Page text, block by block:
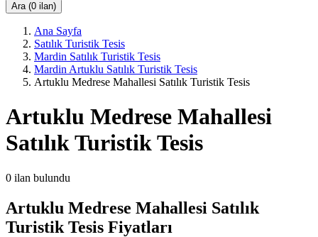
Ara (0 ilan)
Ana Sayfa
Satılık Turistik Tesis
Mardin Satılık Turistik Tesis
Mardin Artuklu Satılık Turistik Tesis
Artuklu Medrese Mahallesi Satılık Turistik Tesis
Artuklu Medrese Mahallesi
Satılık Turistik Tesis
0 ilan bulundu
Artuklu Medrese Mahallesi Satılık
Turistik Tesis Fiyatları